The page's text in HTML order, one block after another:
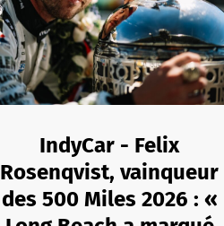
IndyCar - Felix
Rosenqvist, vainqueur
des 500 Miles 2026 : «